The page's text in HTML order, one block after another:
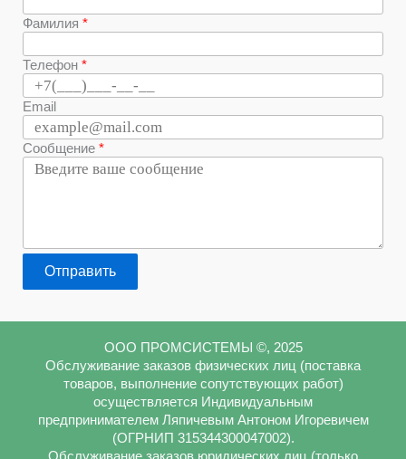
Фамилия
Телефон
Email
Сообщение
Отправить
ООО ПРОМСИСТЕМЫ ©, 2025
Обслуживание заказов физических лиц (поставка
товаров, выполнение сопутствующих работ)
осуществляется Индивидуальным
предпринимателем Ляпичевым Антоном Игоревичем
(ОГРНИП 315344300047002).